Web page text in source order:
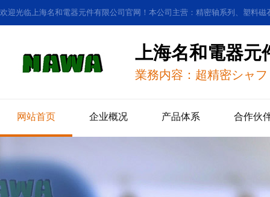
欢迎光临上海名和電器元件有限公司官网！本公司主营：精密轴系列、塑料磁
上海名和電器元
業務内容：超精密シャ
网站首页 企业概况 产品体系 合作伙